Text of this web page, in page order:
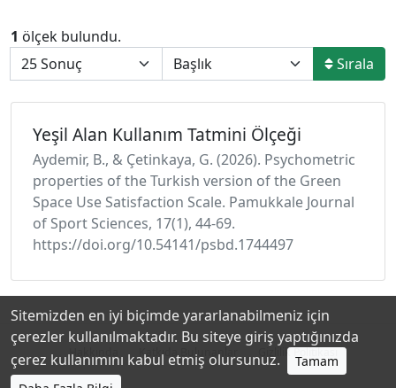
1 ölçek bulundu.
Sırala
Yeşil Alan Kullanım Tatmini Ölçeği
Aydemir, B., & Çetinkaya, G. (2026). Psychometric
properties of the Turkish version of the Green
Space Use Satisfaction Scale. Pamukkale Journal
of Sport Sciences, 17(1), 44-69.
https://doi.org/10.54141/psbd.1744497
Hakkında Katkıda Bulunanlar Gizlilik Politikası
Sitemizden en iyi biçimde yararlanabilmeniz için
çerezler kullanılmaktadır. Bu siteye giriş yaptığınızda
çerez kullanımını kabul etmiş olursunuz.
Tamam